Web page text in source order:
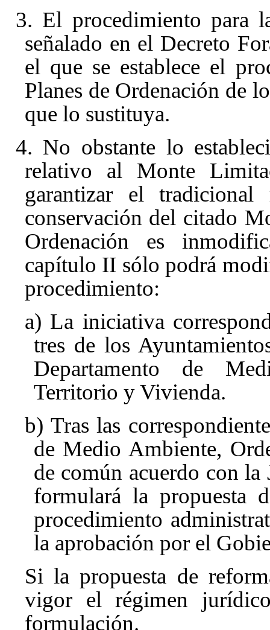
3. El procedimiento para
señalado en el Decreto
el que se establece el
Planes de Ordenación de
que lo sustituya.
4. No obstante lo
relativo al Monte
garantizar el tradicional
conservación del citado
Ordenación es
capítulo II sólo podrá
procedimiento:
a) La iniciativa
tres de los
Departamento de
Territorio y Vivienda.
b) Tras las
de Medio Ambiente,
de común acuerdo con
formulará la propuesta
procedimiento
la aprobación por el
Si la propuesta de
vigor el régimen
formulación.